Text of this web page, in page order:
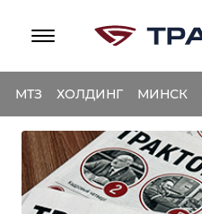
МТЗ ХОЛДИНГ МИНСК